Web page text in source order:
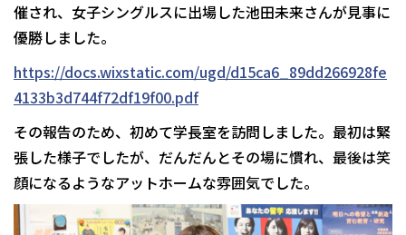
催され、女子シングルスに出場した池田未来さんが見事に
優勝しました。
https://docs.wixstatic.com/ugd/d15ca6_89dd266928fe
4133b3d744f72df19f00.pdf
その報告のため、初めて学長室を訪問しました。最初は緊
張した様子でしたが、だんだんとその場に慣れ、最後は笑
顔になるようなアットホームな雰囲気でした。